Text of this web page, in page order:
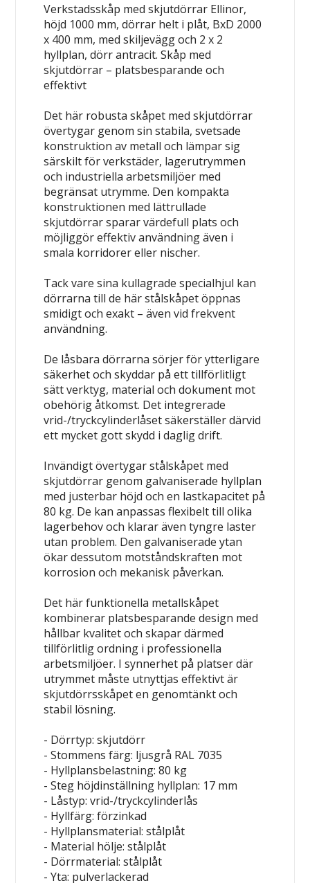
Verkstadsskåp med skjutdörrar Ellinor,
höjd 1000 mm, dörrar helt i plåt, BxD 2000
x 400 mm, med skiljevägg och 2 x 2
hyllplan, dörr antracit.Skåp med
skjutdörrar – platsbesparande och
effektivt
Det här robusta skåpet med skjutdörrar
övertygar genom sin stabila, svetsade
konstruktion av metall och lämpar sig
särskilt för verkstäder, lagerutrymmen
och industriella arbetsmiljöer med
begränsat utrymme. Den kompakta
konstruktionen med lättrullade
skjutdörrar sparar värdefull plats och
möjliggör effektiv användning även i
smala korridorer eller nischer.
Tack vare sina kullagrade specialhjul kan
dörrarna till de här stålskåpet öppnas
smidigt och exakt – även vid frekvent
användning.
De låsbara dörrarna sörjer för ytterligare
säkerhet och skyddar på ett tillförlitligt
sätt verktyg, material och dokument mot
obehörig åtkomst. Det integrerade
vrid-/tryckcylinderlåset säkerställer därvid
ett mycket gott skydd i daglig drift.
Invändigt övertygar stålskåpet med
skjutdörrar genom galvaniserade hyllplan
med justerbar höjd och en lastkapacitet på
80 kg. De kan anpassas flexibelt till olika
lagerbehov och klarar även tyngre laster
utan problem. Den galvaniserade ytan
ökar dessutom motståndskraften mot
korrosion och mekanisk påverkan.
Det här funktionella metallskåpet
kombinerar platsbesparande design med
hållbar kvalitet och skapar därmed
tillförlitlig ordning i professionella
arbetsmiljöer. I synnerhet på platser där
utrymmet måste utnyttjas effektivt är
skjutdörrsskåpet en genomtänkt och
stabil lösning.
- Dörrtyp: skjutdörr
- Stommens färg: ljusgrå RAL 7035
- Hyllplansbelastning: 80 kg
- Steg höjdinställning hyllplan: 17 mm
- Låstyp: vrid-/tryckcylinderlås
- Hyllfärg: förzinkad
- Hyllplansmaterial: stålplåt
- Material hölje: stålplåt
- Dörrmaterial: stålplåt
- Yta: pulverlackerad